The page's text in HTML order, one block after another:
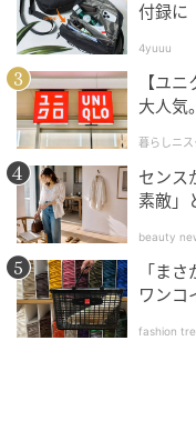
付録に
4yuuu
【ユ
大人気
暮らしニス
センス
素敵」
beauty
「ま
ワンコ
fashion